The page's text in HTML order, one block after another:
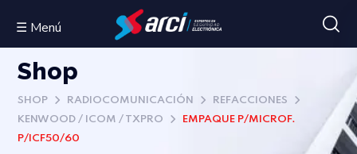
☰ Menú
Shop
SHOP RADIOCOMUNICACIÓN
REFACCIONES
KENWOOD / ICOM / TXPRO
EMPAQUE P/MICROF.
P/ICF50/60